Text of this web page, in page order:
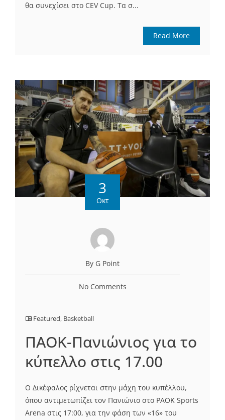
θα συνεχίσει στο CEV Cup. Τα σ...
Read More
3
Οκτ
By G Point
No Comments
Featured, Basketball
ΠΑΟΚ-Πανιώνιος για το
κύπελλο στις 17.00
Ο Δικέφαλος ρίχνεται στην μάχη του κυπέλλου,
όπου αντιμετωπίζει τον Πανιώνιο στο PAOK Sports
Arena στις 17:00, για την φάση των «16» του